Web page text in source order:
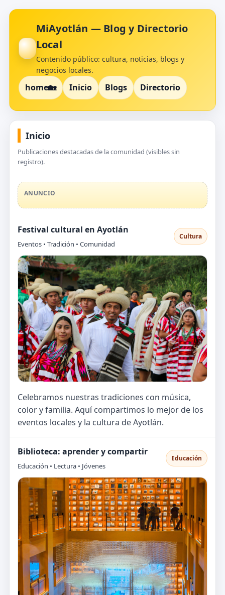
MiAyotlán — Blog y Directorio
Local
Contenido público: cultura, noticias, blogs y
negocios locales.
home🏡 Inicio Blogs Directorio
Inicio
Publicaciones destacadas de la comunidad (visibles sin
registro).
ANUNCIO
Festival cultural en Ayotlán
Eventos • Tradición • Comunidad
Cultura
Celebramos nuestras tradiciones con música,
color y familia. Aquí compartimos lo mejor de los
eventos locales y la cultura de Ayotlán.
Biblioteca: aprender y compartir
Educación • Lectura • Jóvenes
Educación